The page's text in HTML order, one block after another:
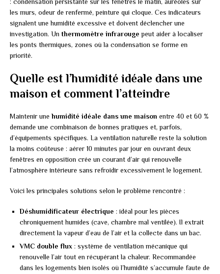
: condensation persistante sur les fenêtres le matin, auréoles sur
les murs, odeur de renfermé, peinture qui cloque. Ces indicateurs
signalent une humidité excessive et doivent déclencher une
investigation. Un thermomètre infrarouge peut aider à localiser
les ponts thermiques, zones où la condensation se forme en
priorité.
Quelle est l’humidité idéale dans une
maison et comment l’atteindre
Maintenir unehumidité idéale dans une maison entre 40 et 60 %
demande une combinaison de bonnes pratiques et, parfois,
d’équipements spécifiques. La ventilation naturelle reste la solution
la moins coûteuse : aérer 10 minutes par jour en ouvrant deux
fenêtres en opposition crée un courant d’air qui renouvelle
l’atmosphère intérieure sans refroidir excessivement le logement.
Voici les principales solutions selon le problème rencontré :
Déshumidificateur électrique : idéal pour les pièces
chroniquement humides (cave, chambre mal ventilée). Il extrait
directement la vapeur d’eau de l’air et la collecte dans un bac.
VMC double flux : système de ventilation mécanique qui
renouvelle l’air tout en récupérant la chaleur. Recommandée
dans les logements bien isolés où l’humidité s’accumule faute de